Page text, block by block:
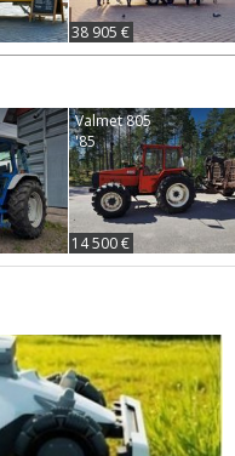
38 905 €
Valmet 805
'85
14 500 €